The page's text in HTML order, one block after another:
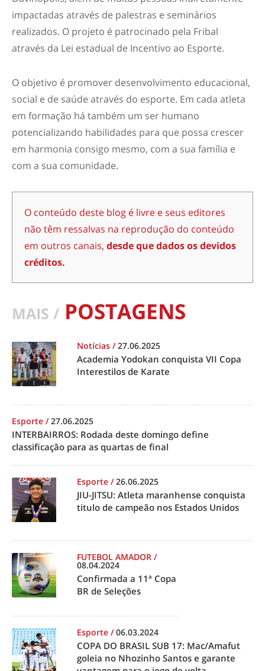
impactadas através de palestras e seminários
realizados. O projeto é patrocinado pela Fribal
através da Lei estadual de Incentivo ao Esporte.
O objetivo é promover desenvolvimento educacional,
social e de saúde através do esporte. Em cada atleta
em formação há também um ser humano
potencializando habilidades para que possa crescer
em harmonia consigo mesmo, com a sua família e
com a sua comunidade.
O conteúdo deste blog é livre e seus editores
não têm ressalvas na reprodução do conteúdo
em outros canais, desde que dados os devidos
créditos.
MAIS / POSTAGENS
Notícias /27.06.2025
Academia Yodokan conquista VII Copa
Interestilos de Karate
Esporte /27.06.2025
INTERBAIRROS: Rodada deste domingo define
classificação para as quartas de final
Esporte /26.06.2025
JIU-JITSU: Atleta maranhense conquista
titulo de campeão nos Estados Unidos
FUTEBOL AMADOR /
08.04.2024
Confirmada a 11ª Copa
BR de Seleções
Esporte /06.03.2024
COPA DO BRASIL SUB 17: Mac/Amafut
goleia no Nhozinho Santos e garante